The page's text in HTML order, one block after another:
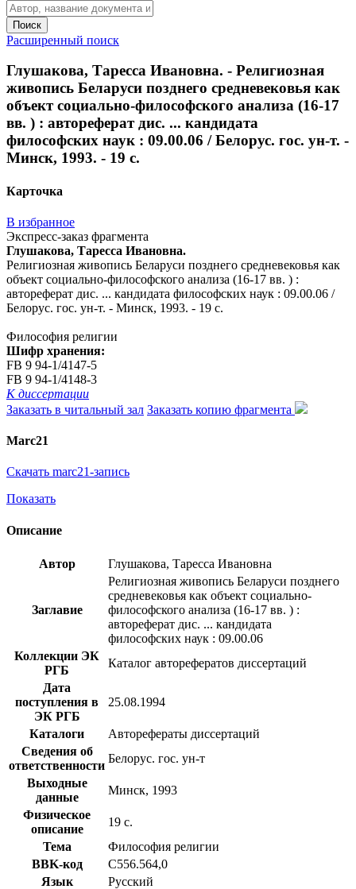
Поиск
Расширенный поиск
Глушакова, Таресса Ивановна. - Религиозная
живопись Беларуси позднего средневековья как
объект социально-философского анализа (16-17
вв. ) : автореферат дис. ... кандидата
философских наук : 09.00.06 / Белорус. гос. ун-т. -
Минск, 1993. - 19 с.
Карточка
В избранное
Экспресс-заказ фрагмента
Глушакова, Таресса Ивановна.
Религиозная живопись Беларуси позднего средневековья как
объект социально-философского анализа (16-17 вв. ) :
автореферат дис. ... кандидата философских наук : 09.00.06 /
Белорус. гос. ун-т. - Минск, 1993. - 19 с.
Философия религии
Шифр хранения:
FB 9 94-1/4147-5
FB 9 94-1/4148-3
К диссертации
Заказать в читальный зал Заказать копию фрагмента
Marc21
Скачать marc21-запись
Показать
Описание
Автор Глушакова, Таресса Ивановна
Заглавие
Религиозная живопись Беларуси позднего
средневековья как объект социально-
философского анализа (16-17 вв. ) :
автореферат дис. ... кандидата
философских наук : 09.00.06
Коллекции ЭК
РГБ
Каталог авторефератов диссертаций
Дата
поступления в
ЭК РГБ
25.08.1994
Каталоги
Авторефераты диссертаций
Сведения об
ответственности
Белорус. гос. ун-т
Выходные
данные
Минск, 1993
Физическое
описание
19 с.
Тема
Философия религии
BBK-код
С556.564,0
Язык
Русский